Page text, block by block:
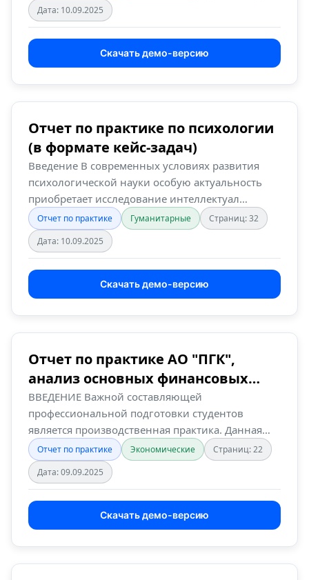
Дата: 10.09.2025
Скачать демо-версию
Отчет по практике по психологии
(в формате кейс-задач)
Введение В современных условиях развития
психологической науки особую актуальность
приобретает исследование интеллектуал…
Отчет по практике Гуманитарные
Страниц: 32
Дата: 10.09.2025
Скачать демо-версию
Отчет по практике АО "ПГК",
анализ основных финансовых
показателей дея…
ВВЕДЕНИЕ Важной составляющей
профессиональной подготовки студентов
является производственная практика. Данная
практика…
Отчет по практике Экономические
Страниц: 22
Дата: 09.09.2025
Скачать демо-версию